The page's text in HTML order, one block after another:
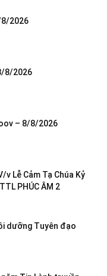
8/2026
8/2026
– 8/8/2026
v Lễ Cảm Tạ Chúa Kỷ
PHÚC ÂM 2
dưỡng Tuyên đạo